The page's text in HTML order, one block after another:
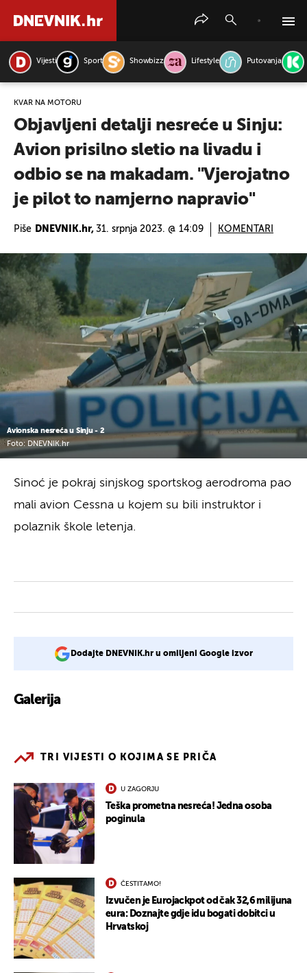
Vijesti Sport Showbizz Lifestyle Putovanja
KVAR NA MOTORU
Objavljeni detalji nesreće u Sinju:
Avion prisilno sletio na livadu i
odbio se na makadam. "Vjerojatno
je pilot to namjerno napravio"
Piše DNEVNIK.hr, 31. srpnja 2023. @ 14:09 KOMENTARI
Avionska nesreća u Sinju - 2
Foto: DNEVNIK.hr
Sinoć je pokraj sinjskog sportskog aerodroma pao
mali avion Cessna u kojem su bili instruktor i
polaznik škole letenja.
Dodajte DNEVNIK.hr u omiljeni Google izvor
Galerija
TRI VIJESTI O KOJIMA SE PRIČA
U ZAGORJU
Teška prometna nesreća! Jedna osoba
poginula
ČESTITAMO!
Izvučen je Eurojackpot od čak 32,6 milijuna
eura: Doznajte gdje idu bogati dobitci u
Hrvatskoj
PRETRAŽITE VIJESTI